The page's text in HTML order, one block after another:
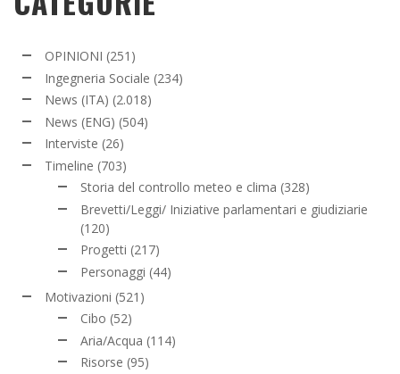
OPINIONI (251)
Ingegneria Sociale (234)
News (ITA) (2.018)
News (ENG) (504)
Interviste (26)
Timeline (703)
Storia del controllo meteo e clima (328)
Brevetti/Leggi/ Iniziative parlamentari e giudiziarie
(120)
Progetti (217)
Personaggi (44)
Motivazioni (521)
Cibo (52)
Aria/Acqua (114)
Risorse (95)